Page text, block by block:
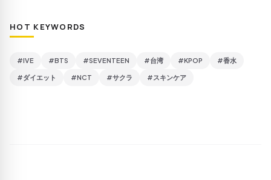
HOT KEYWORDS
#IVE #BTS #SEVENTEEN #台湾 #KPOP #香水
#ダイエット #NCT #サクラ #スキンケア